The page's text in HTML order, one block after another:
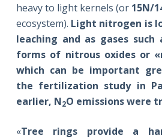
heavy to light kernels (or 15N/
ecosystem). Light nitrogen is
leaching and as gases such
forms of nitrous oxides or
which can be important
the fertilization study in
earlier, N2O emissions were
«Tree rings provide a